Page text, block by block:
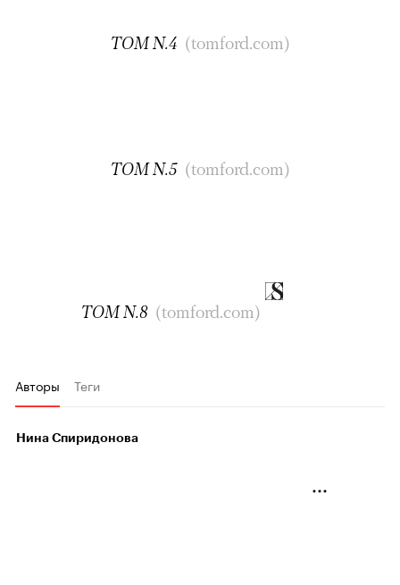
TOM N.4 (tomford.com)
TOM N.5 (tomford.com)
TOM N.8 (tomford.com)
Авторы Теги
Нина Спиридонова